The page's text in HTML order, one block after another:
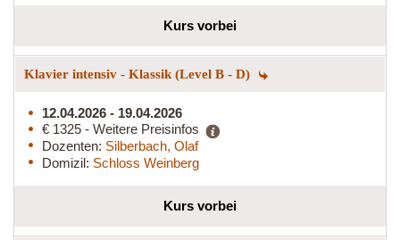
Kurs vorbei
Klavier intensiv - Klassik (Level B - D)
12.04.2026 - 19.04.2026
€ 1325 - Weitere Preisinfos
Dozenten: Silberbach, Olaf
Domizil: Schloss Weinberg
Kurs vorbei